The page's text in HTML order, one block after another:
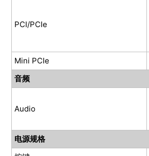
PCI/PCIe
Mini PCIe
音频
Audio
电源规格